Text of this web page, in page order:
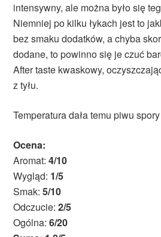
intensywny, ale można było się
Niemniej po kilku łykach jest to
bez smaku dodatków, a chyba
dodane, to powinno się je czuć
After taste kwaskowy,
z tyłu.
Temperatura dała temu piwu
Ocena:
Aromat:4/10
Wygląd: 1/5
Smak:5/10
Odczucie:2/5
Ogólna:6/20